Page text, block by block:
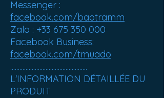
Messenger :
facebook.com/baotramm
Zalo : +33 675 350 000
Facebook Business:
facebook.com/tmuado
..................................................
L'INFORMATION DÉTAILLÉE DU
PRODUIT